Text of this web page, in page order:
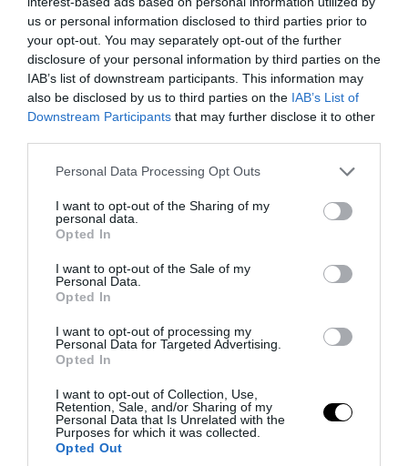
us or personal information disclosed to third parties prior to
your opt-out. You may separately opt-out of the further
disclosure of your personal information by third parties on the
IAB’s list of downstream participants. This information may
also be disclosed by us to third parties on the IAB’s List of
Downstream Participants that may further disclose it to other
Please note that this website/app uses one or more Google
not limited to your visit or usage behaviour. You may click to
grant or deny consent to Google and its third-party tags to
use your data for below specified purposes in below Google
consent section.
Personal Data Processing Opt Outs
I want to opt-out of the Sharing of my
personal data.
Opted In
I want to opt-out of the Sale of my
Personal Data.
Opted In
I want to opt-out of processing my
Personal Data for Targeted Advertising.
Opted In
I want to opt-out of Collection, Use,
Retention, Sale, and/or Sharing of my
Personal Data that Is Unrelated with the
Purposes for which it was collected.
Opted Out
PRONEWS.GR /ΔΙΕΘΝΗΣ ΠΟΛΙΤΙΚΗ
Ν.Τραμπ: «Οι λάτρεις των ηλεκτρικών
αυτοκινήτων είναι άρρωστοι –
Ανησυχούν για την μπαταρία στο 75%»
07.08.2026 | 08:10